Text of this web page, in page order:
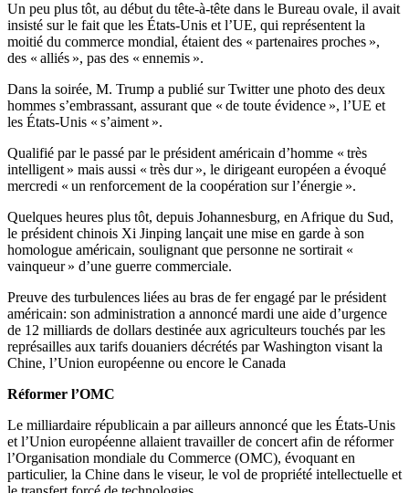
Un peu plus tôt, au début du tête-à-tête dans le Bureau ovale, il avait
insisté sur le fait que les États-Unis et l’UE, qui représentent la
moitié du commerce mondial, étaient des « partenaires proches »,
des « alliés », pas des « ennemis ».
Dans la soirée, M. Trump a publié sur Twitter une photo des deux
hommes s’embrassant, assurant que « de toute évidence », l’UE et
les États-Unis « s’aiment ».
Qualifié par le passé par le président américain d’homme « très
intelligent » mais aussi « très dur », le dirigeant européen a évoqué
mercredi « un renforcement de la coopération sur l’énergie ».
Quelques heures plus tôt, depuis Johannesburg, en Afrique du Sud,
le président chinois Xi Jinping lançait une mise en garde à son
homologue américain, soulignant que personne ne sortirait «
vainqueur » d’une guerre commerciale.
Preuve des turbulences liées au bras de fer engagé par le président
américain: son administration a annoncé mardi une aide d’urgence
de 12 milliards de dollars destinée aux agriculteurs touchés par les
représailles aux tarifs douaniers décrétés par Washington visant la
Chine, l’Union européenne ou encore le Canada
Réformer l’OMC
Le milliardaire républicain a par ailleurs annoncé que les États-Unis
et l’Union européenne allaient travailler de concert afin de réformer
l’Organisation mondiale du Commerce (OMC), évoquant en
particulier, la Chine dans le viseur, le vol de propriété intellectuelle et